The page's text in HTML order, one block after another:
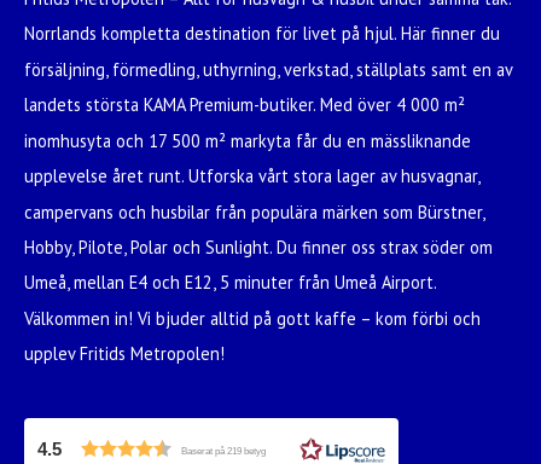
Norrlands kompletta destination för livet på hjul. Här finner du
försäljning, förmedling, uthyrning, verkstad, ställplats samt en av
landets största KAMA Premium-butiker. Med över 4 000 m²
inomhusyta och 17 500 m² markyta får du en mässliknande
upplevelse året runt. Utforska vårt stora lager av husvagnar,
campervans och husbilar från populära märken som Bürstner,
Hobby, Pilote, Polar och Sunlight. Du finner oss strax söder om
Umeå, mellan E4 och E12, 5 minuter från Umeå Airport.
Välkommen in! Vi bjuder alltid på gott kaffe – kom förbi och
upplev Fritids Metropolen!
4.5 Baserat på 219 betyg